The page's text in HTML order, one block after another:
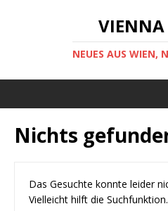
VIENNA
NEUES AUS WIEN,
Nichts
Das Gesuchte konnte leider
Vielleicht hilft die Suchfunktion.